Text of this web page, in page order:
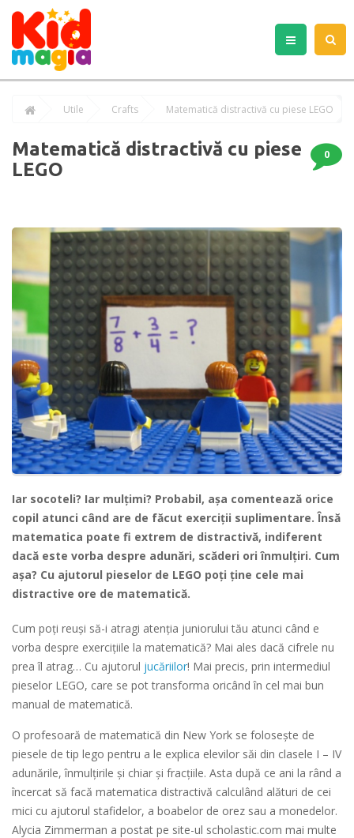
Utile Crafts Matematică distractivă cu piese LEGO
Matematică distractivă cu piese
LEGO
0
Iar socoteli? Iar mulţimi? Probabil, aşa comentează orice
copil atunci când are de făcut exerciţii suplimentare. Însă
matematica poate fi extrem de distractivă, indiferent
dacă este vorba despre adunări, scăderi ori înmulţiri. Cum
aşa? Cu ajutorul pieselor de LEGO poţi ţine cele mai
distractive ore de matematică.
Cum poţi reuşi să-i atragi atenţia juniorului tău atunci când e
vorba despre exerciţiile la matematică? Mai ales dacă cifrele nu
prea îl atrag… Cu ajutorul jucăriilor! Mai precis, prin intermediul
pieselor LEGO, care se pot transforma oricând în cel mai bun
manual de matematică.
O profesoară de matematică din New York se foloseşte de
piesele de tip lego pentru a le explica elevilor săi din clasele I – IV
adunările, înmulţirile şi chiar şi fracţiile. Asta după ce ani la rând a
încercat să facă matematica distractivă calculând alături de cei
mici cu ajutorul stafidelor, a boabelor de orez sau a monedelor.
Alycia Zimmerman a postat pe site-ul scholastic.com mai multe